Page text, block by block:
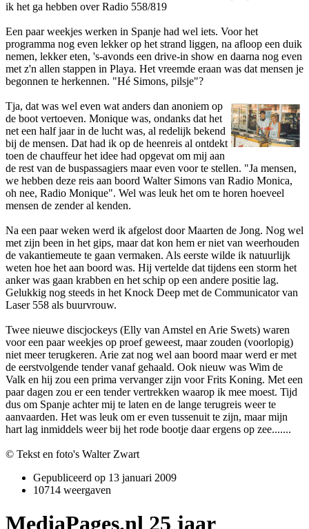
ik het ga hebben over Radio 558/819
Een paar weekjes werken in Spanje had wel iets. Voor het
programma nog even lekker op het strand liggen, na afloop een duik
nemen, lekker eten, 's-avonds een drive-in show en daarna nog even
met z'n allen stappen in Playa. Het vreemde eraan was dat mensen je
begonnen te herkennen. "Hé Simons, pilsje"?
Tja, dat was wel even wat anders dan anoniem op
de boot vertoeven. Monique was, o­ndanks dat het
net een half jaar in de lucht was, al redelijk bekend
bij de mensen. Dat had ik op de heenreis al o­ntdekt
toen de chauffeur het idee had opgevat om mij aan
de rest van de buspassagiers maar even voor te stellen. "Ja mensen,
we hebben deze reis aan boord Walter Simons van Radio Monica,
oh nee, Radio Monique". Wel was leuk het om te horen hoeveel
mensen de zender al kenden.
Na een paar weken werd ik afgelost door Maarten de Jong. Nog wel
met zijn been in het gips, maar dat kon hem er niet van weerhouden
de vakantiemeute te gaan vermaken. Als eerste wilde ik natuurlijk
weten hoe het aan boord was. Hij vertelde dat tijdens een storm het
anker was gaan krabben en het schip op een andere positie lag.
Gelukkig nog steeds in het Knock Deep met de Communicator van
Laser 558 als buurvrouw.
Twee nieuwe discjockeys (Elly van Amstel en Arie Swets) waren
voor een paar weekjes op proef geweest, maar zouden (voorlopig)
niet meer terugkeren. Arie zat nog wel aan boord maar werd er met
de eerstvolgende tender vanaf gehaald. Ook nieuw was Wim de
Valk en hij zou een prima vervanger zijn voor Frits Koning. Met een
paar dagen zou er een tender vertrekken waarop ik mee moest. Tijd
dus om Spanje achter mij te laten en de lange terugreis weer te
aanvaarden. Het was leuk om er even tussenuit te zijn, maar mijn
hart lag inmiddels weer bij het rode bootje daar ergens op zee.......
© Tekst en foto's Walter Zwart
Gepubliceerd op 13 januari 2009
10714 weergaven
MediaPages.nl 25 jaar